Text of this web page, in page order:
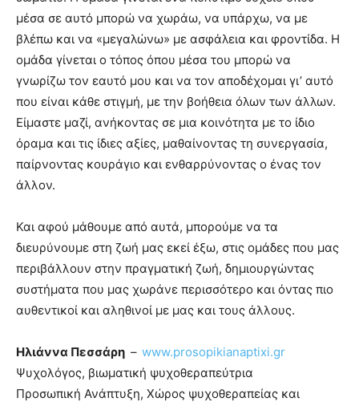
μέσα σε αυτό μπορώ να χωράω, να υπάρχω, να με
βλέπω και να «μεγαλώνω» με ασφάλεια και φροντίδα. Η
ομάδα γίνεται ο τόπος όπου μέσα του μπορώ να
γνωρίζω τον εαυτό μου και να τον αποδέχομαι γι’ αυτό
που είναι κάθε στιγμή, με την βοήθεια όλων των άλλων.
Είμαστε μαζί, ανήκοντας σε μια κοινότητα με το ίδιο
όραμα και τις ίδιες αξίες, μαθαίνοντας τη συνεργασία,
παίρνοντας κουράγιο και ενθαρρύνοντας ο ένας τον
άλλον.
Και αφού μάθουμε από αυτά, μπορούμε να τα
διευρύνουμε στη ζωή μας εκεί έξω, στις ομάδες που μας
περιβάλλουν στην πραγματική ζωή, δημιουργώντας
συστήματα που μας χωράνε περισσότερο και όντας πιο
αυθεντικοί και αληθινοί με μας και τους άλλους.
Ηλιάννα Πεσσάρη – www.prosopikianaptixi.gr
Ψυχολόγος, βιωματική ψυχοθεραπεύτρια
Προσωπική Ανάπτυξη, Χώρος ψυχοθεραπείας και